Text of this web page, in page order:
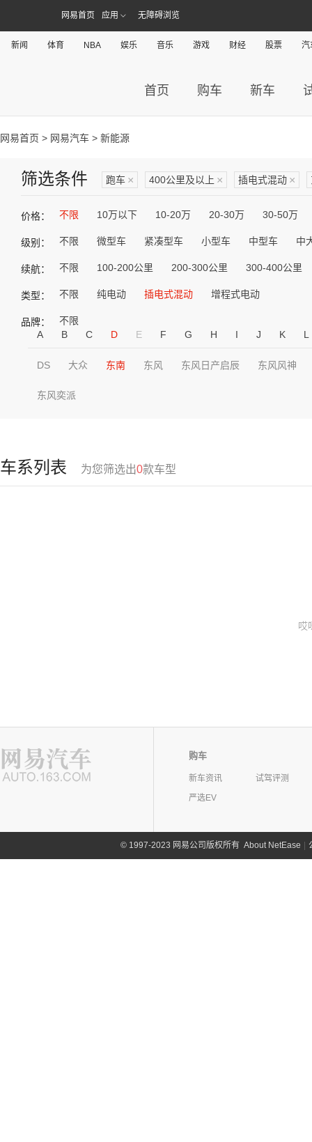
网易首页 应用 无障碍浏览
新闻 体育 NBA 娱乐 音乐 游戏 财经 股票 汽
首页 购车 新车
网易首页 > 网易汽车 > 新能源
筛选条件 跑车 × 400公里及以上 × 插电式混动 ×
价格： 不限 10万以下 10-20万 20-30万 30-50万
级别： 不限 微型车 紧凑型车 小型车 中型车 中
续航： 不限 100-200公里 200-300公里 300-400公里
类型： 不限 纯电动 插电式混动 增程式电动
品牌：
不限
A
B C D E F G H I J K L
DS 大众 东南 东风 东风日产启辰 东风风神
东风奕派
车系列表 为您筛选出0款车型
哎
购车
新车资讯
试驾评测
严选EV
©1997-2023 网易公司版权所有 About NetEase